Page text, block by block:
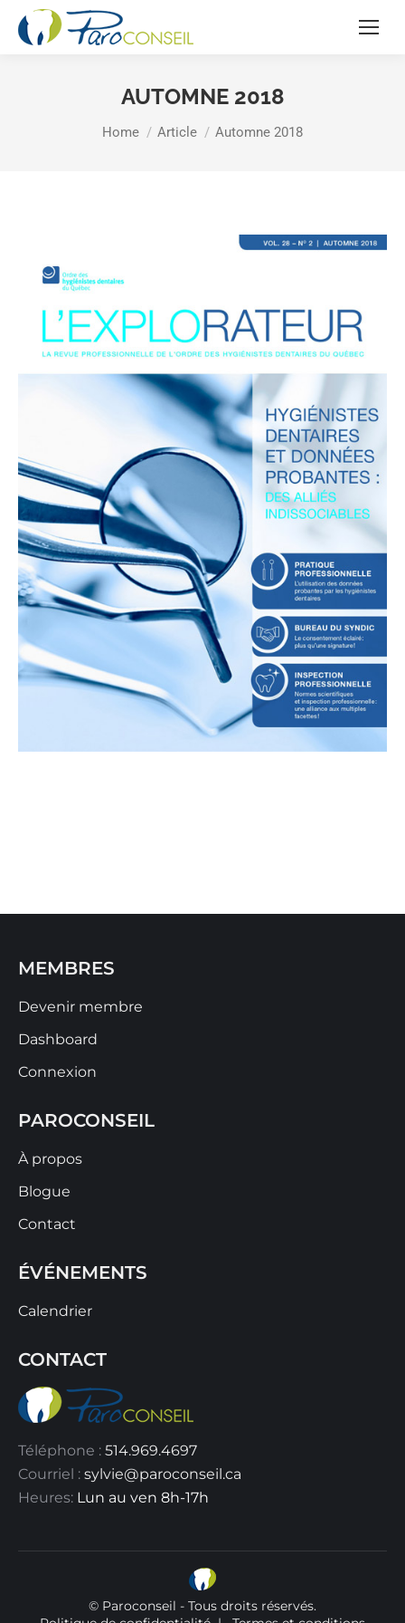
AUTOMNE 2018
You are here:
Home Article Automne 2018
MEMBRES
Devenir membre
Dashboard
Connexion
PAROCONSEIL
À propos
Blogue
Contact
ÉVÉNEMENTS
Calendrier
CONTACT
Téléphone : 514.969.4697
Courriel : sylvie@paroconseil.ca
Heures: Lun au ven 8h-17h
© Paroconseil - Tous droits réservés.